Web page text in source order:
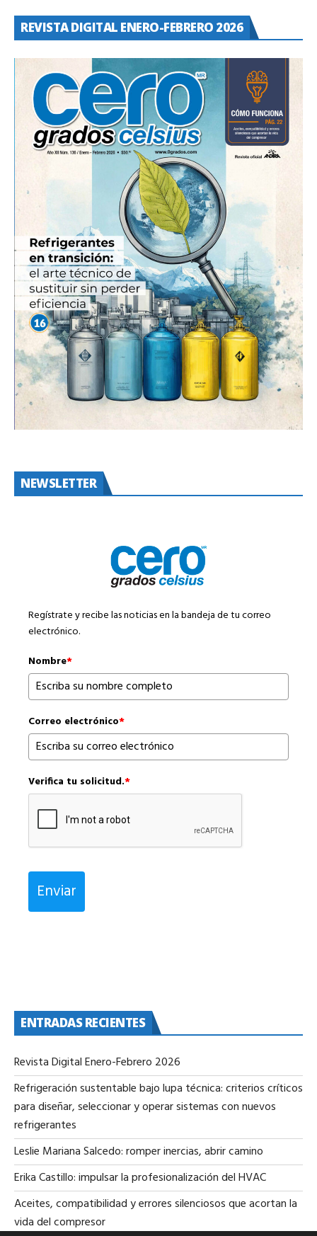
REVISTA DIGITAL ENERO-FEBRERO 2026
NEWSLETTER
Regístrate y recibe las noticias en la bandeja de tu correo
electrónico.
Nombre*
Correo electrónico*
Verifica tu solicitud.*
Enviar
ENTRADAS RECIENTES
Revista Digital Enero-Febrero 2026
Refrigeración sustentable bajo lupa técnica: criterios críticos
para diseñar, seleccionar y operar sistemas con nuevos
refrigerantes
Leslie Mariana Salcedo: romper inercias, abrir camino
Erika Castillo: impulsar la profesionalización del HVAC
Aceites, compatibilidad y errores silenciosos que acortan la
vida del compresor